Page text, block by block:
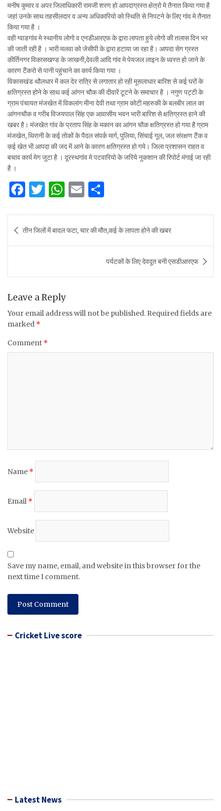
मनीष कुमार व अपर जिलाधिकारी रामजी शरण हो आपदाग्रस्त क्षेत्रो मे तैनात किया गया है
जहां उनके साथ तहसीलदार व अन्य अधिकारियो को स्थिति से निपटने के लिए गांव मे तैनात
किया गया है ।
वही ग्वाडगांव मे स्थानीय लोगो व एनडीआरएफ के द्वारा लापता हुये लोगो की तलास दिन भर
की जाती रही है । भारी मलवा को जेसीपी के द्वारा हटाया जा रहा है। आपदा सेग ग्रस्त
कीर्तिनगर विकासखण्ड के जाखनी,देवली आदि गांव मे पेयजल लाइन के ध्वस्त हो जाने के
कारण टैंकरो से पानी पहुंचाने का कार्य किया गया ।
विकासखंड थौलधार में कल देर रात्रि से लगातार हो रही मूसलाधार बारिश से कई घरों के
क्षतिग्रस्त होने के साथ कई आंगन चौक की दीवारें टूटने के समाचार है । नगुण पट्टी के
ग्राम पंचायत मंजखेत में विकलांग मीना देवी तथा ग्राम कोटी महरुकी के बलबीर लाल का
आंगनचौक व गरीब विजयपाल सिंह एक आवासीय भवन भारी बारिश से क्षतिग्रस्त हाने की
खबर है। मंजखेत गांव के प्रताप सिंह के मकान का आंगन चौक क्षतिग्रस्त हो गया है ग्राम
मंजखेत, थिरानी के कई तोकों के पैदल संपर्क मार्ग, पुलिया, सिंचाई गूल, जल संरक्षण टैंक व
कई खेत भी आपदा की जद में आने के कारण क्षतिग्रस्त हो गये। जिला प्रशासन राहत व
बचाव कार्य मेग जुटा है । दूरस्थगांव मे पटवारियो के जरिये नुकशान की रिपोर्ट मंगाई जा रही
है ।
F
c
e
b
o
k
T
it
te
r
W
at
s
A
p
E
ai
l
ar
e
navigation
तीन जिलों में बादल फटा, चार की मौत,कई के लापता होने की खबर
पर्यटकों के लिए देवदूत बनी एसडीआरएफ
Leave a Reply
Your email address will not be published. Required fields are
marked *
Comment *
Name *
Email *
Website
Save my name, email, and website in this browser for the
next time I comment.
Cricket Live score
Latest News